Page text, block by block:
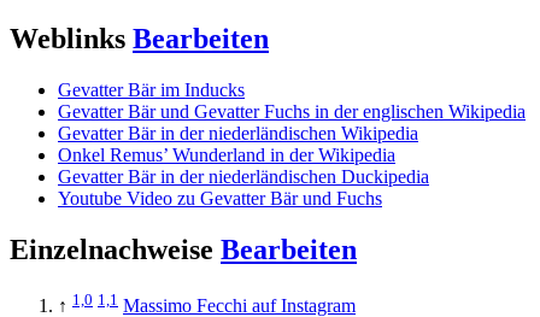
Weblinks Bearbeiten
Gevatter Bär im Inducks
Gevatter Bär und Gevatter Fuchs in der englischen Wikipedia
Gevatter Bär in der niederländischen Wikipedia
Onkel Remus’ Wunderland in der Wikipedia
Gevatter Bär in der niederländischen Duckipedia
Youtube Video zu Gevatter Bär und Fuchs
Einzelnachweise Bearbeiten
↑ 1,0 1,1 Massimo Fecchi auf Instagram